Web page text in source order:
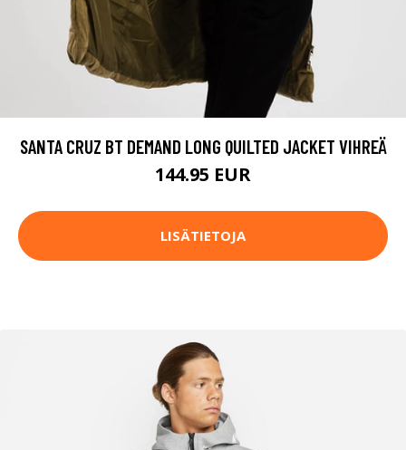
SANTA CRUZ BT DEMAND LONG QUILTED JACKET VIHREÄ
144.95 EUR
LISÄTIETOJA